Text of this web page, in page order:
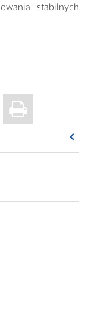
stabilnych
130816094708.htm